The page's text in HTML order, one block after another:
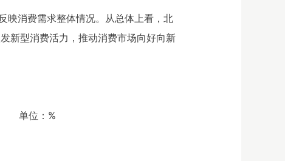
映消费需求整体情况。从总体上看，北
新型消费活力，推动消费市场向好向新